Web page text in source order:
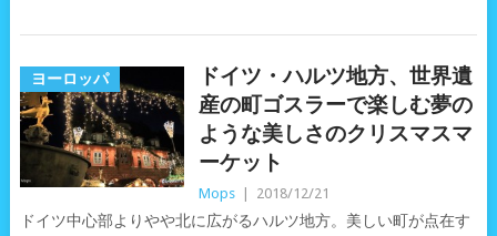
ヨーロッパ
ドイツ・ハルツ地方、世界遺
産の町ゴスラーで楽しむ夢の
ような美しさのクリスマスマ
ーケット
Mops 2018/12/21
ドイツ中心部よりやや北に広がるハルツ地方。美しい町が点在す